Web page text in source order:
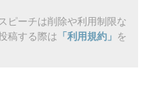
ピーチは削除や利用制限な
稿する際は 「利用規約」 を